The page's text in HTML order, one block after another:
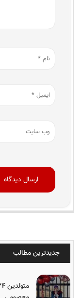
جدیدترین مطالب